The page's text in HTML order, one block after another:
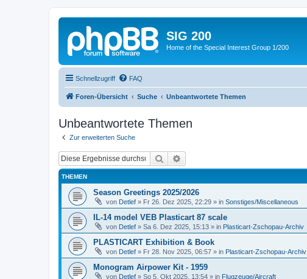
SIG 200
Home of the Special Interest Group 1/200
Schnellzugriff FAQ
Foren-Übersicht Suche Unbeantwortete Themen
Unbeantwortete Themen
Zur erweiterten Suche
Suche
THEMEN
Season Greetings 2025/2026
von Detlef » Fr 26. Dez 2025, 22:29 » in Sonstiges/Miscellaneous
IL-14 model VEB Plasticart 87 scale
von Detlef » Sa 6. Dez 2025, 15:13 » in Plasticart-Zschopau-Archiv
PLASTICART Exhibition & Book
von Detlef » Fr 28. Nov 2025, 06:57 » in Plasticart-Zschopau-Archiv
Monogram Airpower Kit - 1959
von Detlef » So 5. Okt 2025, 13:54 » in Flugzeuge/Aircraft